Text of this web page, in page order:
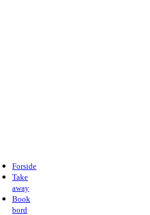
Forside
Take
away
Book
bord